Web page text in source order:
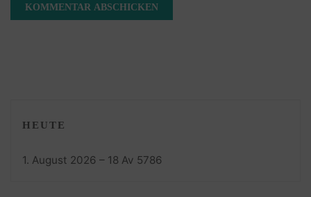
HEUTE
1. August 2026 – 18 Av 5786